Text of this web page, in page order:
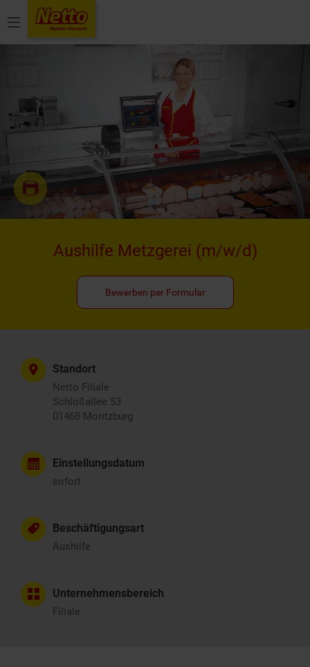
Menü
Aushilfe Metzgerei (m/w/d)
Bewerben per Formular
Standort
Netto Filiale
Schloßallee 53
01468 Moritzburg
Einstellungsdatum
sofort
Beschäftigungsart
Aushilfe
Unternehmensbereich
Filiale